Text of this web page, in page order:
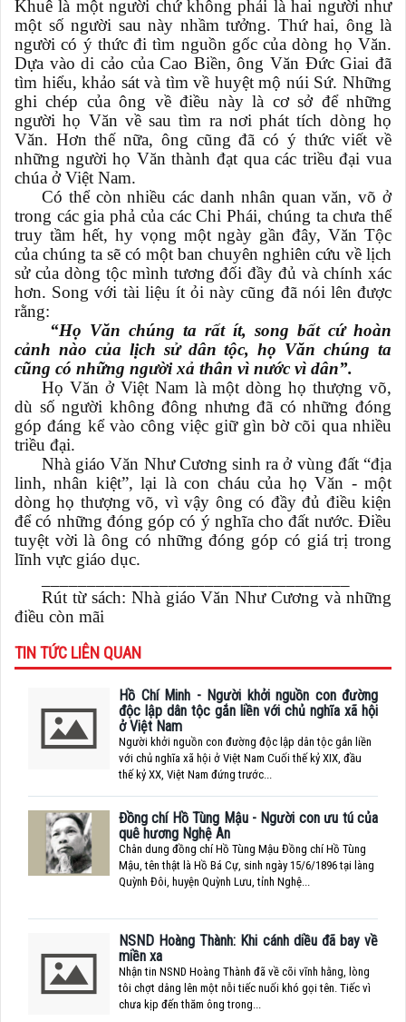
Khuê là một người chứ không phải là hai người như
một số người sau này nhầm tưởng. Thứ hai, ông là
người có ý thức đi tìm nguồn gốc của dòng họ Văn.
Dựa vào di cảo của Cao Biền, ông Văn Đức Giai đã
tìm hiểu, khảo sát và tìm về huyệt mộ núi Sứ. Những
ghi chép của ông về điều này là cơ sở để những
người họ Văn về sau tìm ra nơi phát tích dòng họ
Văn. Hơn thế nữa, ông cũng đã có ý thức viết về
những người họ Văn thành đạt qua các triều đại vua
chúa ở Việt Nam.
Có thể còn nhiều các danh nhân quan văn, võ ở
trong các gia phả của các Chi Phái, chúng ta chưa thể
truy tầm hết, hy vọng một ngày gần đây, Văn Tộc
của chúng ta sẽ có một ban chuyên nghiên cứu về lịch
sử của dòng tộc mình tương đối đầy đủ và chính xác
hơn. Song với tài liệu ít ỏi này cũng đã nói lên được
rằng:
“Họ Văn chúng ta rất ít, song bất cứ hoàn
cảnh nào của lịch sử dân tộc, họ Văn chúng ta
cũng có những người xả thân vì nước vì dân”.
Họ Văn ở Việt Nam là một dòng họ thượng võ,
dù số người không đông nhưng đã có những đóng
góp đáng kể vào công việc giữ gìn bờ cõi qua nhiều
triều đại.
Nhà giáo Văn Như Cương sinh ra ở vùng đất “địa
linh, nhân kiệt”, lại là con cháu của họ Văn - một
dòng họ thượng võ, vì vậy ông có đầy đủ điều kiện
để có những đóng góp có ý nghĩa cho đất nước. Điều
tuyệt vời là ông có những đóng góp có giá trị trong
lĩnh vực giáo dục.
Rút từ sách: Nhà giáo Văn Như Cương và những
điều còn mãi
TIN TỨC LIÊN QUAN
Hồ Chí Minh - Người khởi nguồn con đường
độc lập dân tộc gắn liền với chủ nghĩa xã hội
ở Việt Nam
Người khởi nguồn con đường độc lập dân tộc gắn liền
với chủ nghĩa xã hội ở Việt Nam Cuối thế kỷ XIX, đầu
thế kỷ XX, Việt Nam đứng trước...
Đồng chí Hồ Tùng Mậu - Người con ưu tú của
quê hương Nghệ An
Chân dung đồng chí Hồ Tùng Mậu Đồng chí Hồ Tùng
Mậu, tên thật là Hồ Bá Cự, sinh ngày 15/6/1896 tại làng
Quỳnh Đôi, huyện Quỳnh Lưu, tỉnh Nghệ...
NSND Hoàng Thành: Khi cánh diều đã bay về
miền xa
Nhận tin NSND Hoàng Thành đã về cõi vĩnh hằng, lòng
tôi chợt dâng lên một nỗi tiếc nuối khó gọi tên. Tiếc vì
chưa kịp đến thăm ông trong...